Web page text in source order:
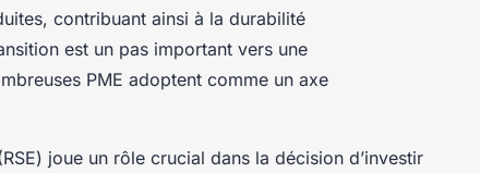
contribuant ainsi à la durabilité
est un pas important vers une
PME adoptent comme un axe
joue un rôle crucial dans la décision d’investir